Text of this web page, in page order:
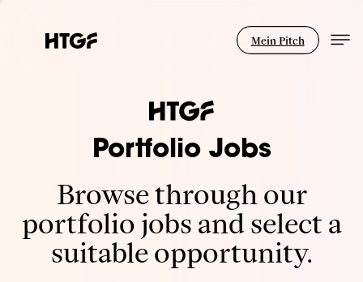
Mein Pitch
Portfolio Jobs
Browse through our
portfolio jobs and select a
suitable opportunity.